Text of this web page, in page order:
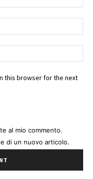
this browser for the next
al mio commento.
di un nuovo articolo.